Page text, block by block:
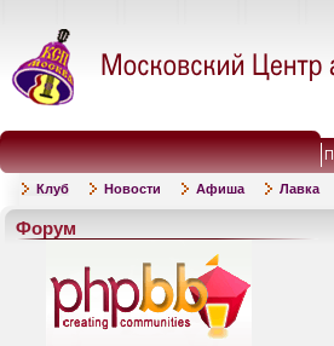
Клуб Новости Афиша Лавка
Форум